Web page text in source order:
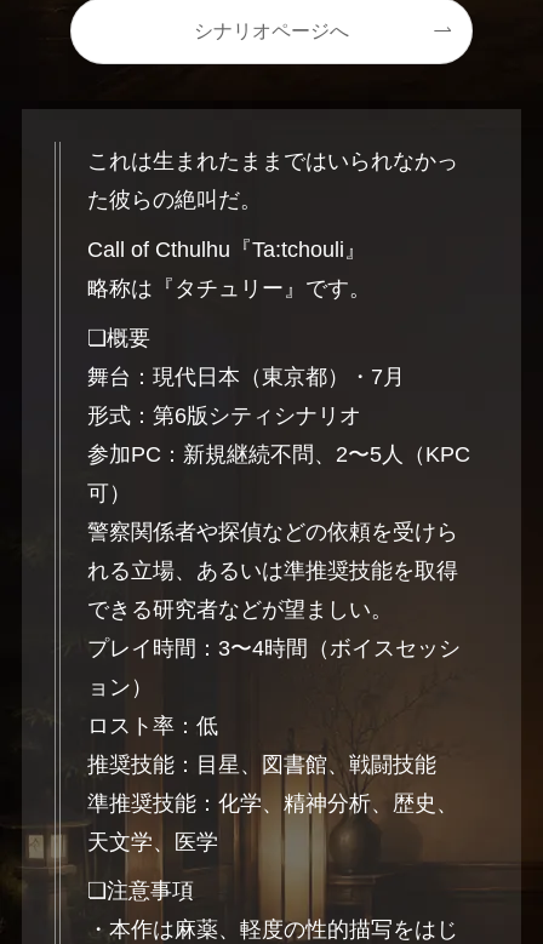
シナリオページへ
これは生まれたままではいられなかっ
た彼らの絶叫だ。
Call of Cthulhu『Ta:tchouli』
略称は『タチュリー』です。
❏概要
舞台：現代日本（東京都）・7月
形式：第6版シティシナリオ
参加PC：新規継続不問、2〜5人（KPC
可）
警察関係者や探偵などの依頼を受けら
れる立場、あるいは準推奨技能を取得
できる研究者などが望ましい。
プレイ時間：3〜4時間（ボイスセッシ
ョン）
ロスト率：低
推奨技能：目星、図書館、戦闘技能
準推奨技能：化学、精神分析、歴史、
天文学、医学
❏注意事項
・本作は麻薬、軽度の性的描写をはじ